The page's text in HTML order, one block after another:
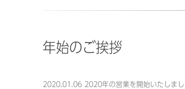
年始のご挨拶
2020.01.06 2020年の営業を開始いたしまし